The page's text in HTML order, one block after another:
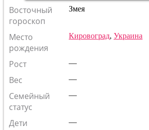
Восточный
гороскоп
Змея
Место
рождения
Кировоград, Украина
Рост —
Вес —
Семейный
статус
—
Дети —